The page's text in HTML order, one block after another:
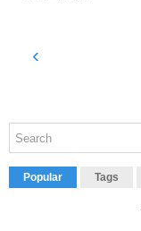
‹
Popular Tags